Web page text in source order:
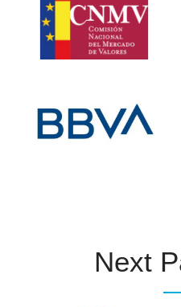
Next